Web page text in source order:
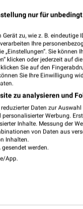
nur für
zu, wie z. B. eindeutige
Ihre
Sie können
klicken oder jederzeit auf
Sie auf den
Sie Ihre Einwilligung
zu analysieren und
Daten zur
Werbung.
Inhalte. Messung der
von Daten aus
Inhalten.
werden.
App.